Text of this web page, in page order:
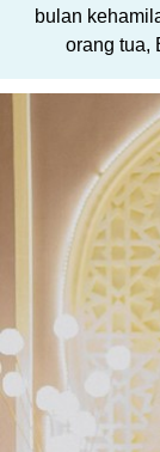
bulan
orang tua,